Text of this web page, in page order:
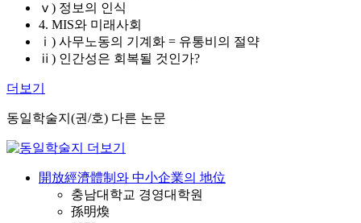
ⅴ) 정보의 인식
4. MIS와 미래사회
ⅰ) 사무노동의 기계화 = 유통비의 절약
ⅱ) 인간성은 회복될 것인가?
더보기
동일학술지(권/호) 다른 논문
開放經濟體制와 中小企業의 地位
충남대학교 경영대학원
孫明煥